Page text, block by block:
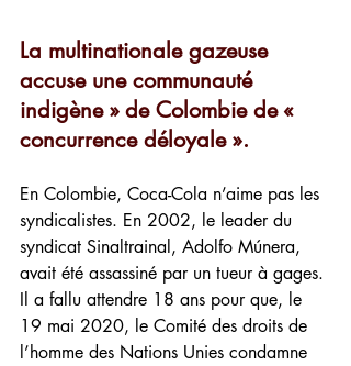
La multinationale gazeuse
accuse une communauté
indigène » de Colombie de «
concurrence déloyale ».
En Colombie, Coca-Cola n’aime pas les
syndicalistes. En 2002, le leader du
syndicat Sinaltrainal, Adolfo Múnera,
avait été assassiné par un tueur à gages.
Il a fallu attendre 18 ans pour que, le
19 mai 2020, le Comité des droits de
l’homme des Nations Unies condamne